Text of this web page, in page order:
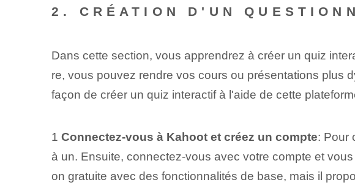
2. CRÉATION D'UN
Dans cette section, vous apprendrez à créer un quiz
re, vous pouvez rendre vos cours ou présentations plus
façon de créer un quiz interactif à l'aide de cette
1 Connectez-vous à Kahoot et créez un compte: ⁣Pour
à un. Ensuite, connectez-vous avec votre compte et
on gratuite avec des fonctionnalités de base, mais il